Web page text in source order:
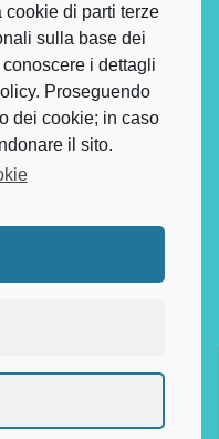
di parti terze
sulla base dei
i dettagli
Proseguendo
dei cookie; in caso
il sito.
Dott. Alessandro
Odontoiatri di Venezia n.
di Fossalta di
- Polizza Assicurativa
10/3362161
Biagio – Fossalta di
Medico San Biagio Srl a
sulle Icone per visionare